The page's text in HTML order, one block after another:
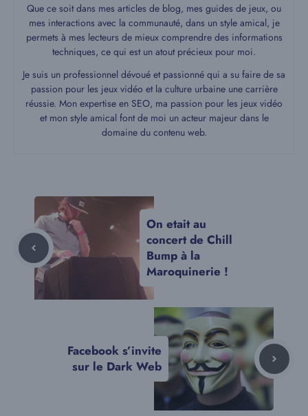
Que ce soit dans mes articles de blog, mes guides de jeux, ou
mes interactions avec la communauté, dans un style amical, je
permets à mes lecteurs de mieux comprendre des informations
techniques, ce qui est un atout précieux pour moi.
Je suis un professionnel dévoué et passionné qui a su faire de sa
passion pour les jeux vidéo et la culture urbaine une carrière
réussie. Mon expertise en SEO, ma passion pour les jeux vidéo
et mon style amical font de moi un acteur majeur dans le
domaine du contenu web.
On etait au
concert de Chill
Bump à la
Maroquinerie !
Facebook s’invite
sur le Dark Web